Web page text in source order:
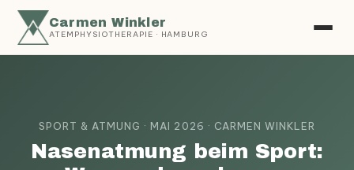
Carmen Winkler
ATEMPHYSIOTHERAPIE · HAMBURG
SPORT & ATMUNG · MAI 2026 · CARMEN WINKLER
Nasenatmung beim Sport: